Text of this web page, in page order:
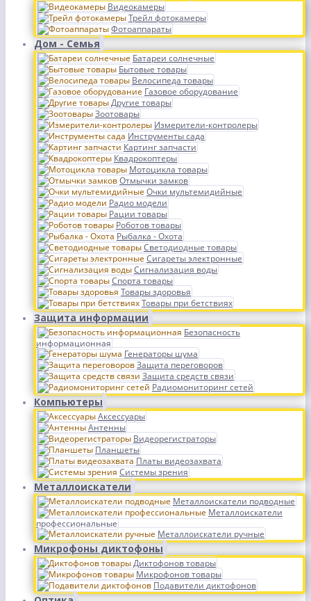
Видеокамеры
Трейл фотокамеры
Фотоаппараты
Дом - Семья
Батареи солнечные
Бытовые товары
Велосипеда товары
Газовое оборудование
Другие товары
Зоотовары
Измерители-контролеры
Инструменты сада
Картинг запчасти
Квадрокоптеры
Мотоцикла товары
Отмычки замков
Очки мультемидийные
Радио модели
Рации товары
Роботов товары
Рыбалка - Охота
Светодиодные товары
Сигареты электронные
Сигнализация воды
Спорта товары
Товары здоровья
Товары при бетствиях
Защита информации
Безопасность
информационная
Генераторы шума
Защита переговоров
Защита средств связи
Радиомониторинг сетей
Компьютеры
Аксессуары
Антенны
Видеорегистраторы
Планшеты
Платы видеозахвата
Системы зрения
Металлоискатели
Металлоискатели подводные
Металлоискатели
профессиональные
Металлоискатели ручные
Микрофоны диктофоны
Диктофонов товары
Микрофонов товары
Подавители диктофонов